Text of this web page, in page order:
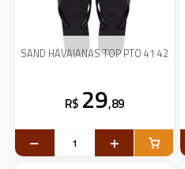
SAND HAVAIANAS TOP PTO 41 42
R$ 29,89